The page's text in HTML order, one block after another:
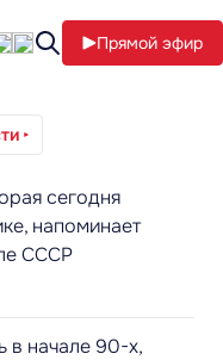
Прямой эфир
сегодня
напоминает
СССР
в начале 90-х,